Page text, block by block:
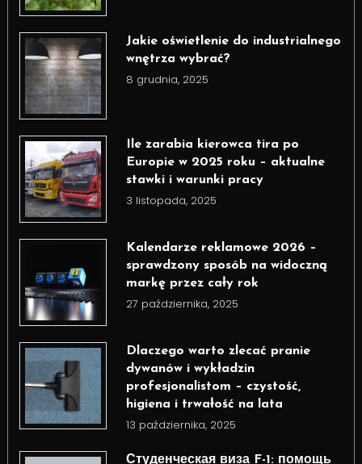
Jakie oświetlenie do industrialnego
wnętrza wybrać?
8 grudnia, 2025
Ile zarabia kierowca tira po
Europie w 2025 roku – aktualne
stawki i warunki pracy
3 listopada, 2025
Kalendarze reklamowe 2026 –
sprawdzony sposób na widoczną
markę przez cały rok
27 października, 2025
Dlaczego warto zlecać pranie
dywanów i wykładzin
profesjonalistom – czystość,
higiena i trwałość na lata
13 października, 2025
Студенческая виза F-1: помощь